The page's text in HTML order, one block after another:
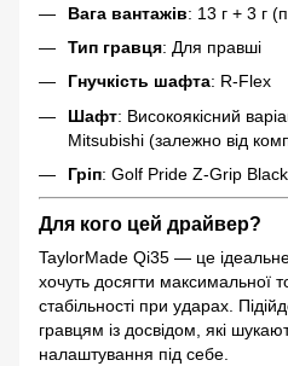
Вага вантажів: 13 г + 3 г
Тип гравця: Для правші
Гнучкість шафта: R-Flex
Шафт: Високоякісний
Mitsubishi (залежно від
Гріп: Golf Pride Z‑Grip
Для кого цей драйвер?
TaylorMade Qi35 — це ідеальне
хочуть досягти максимальної
стабільності при ударах.
гравцям із досвідом, які
налаштування під себе.